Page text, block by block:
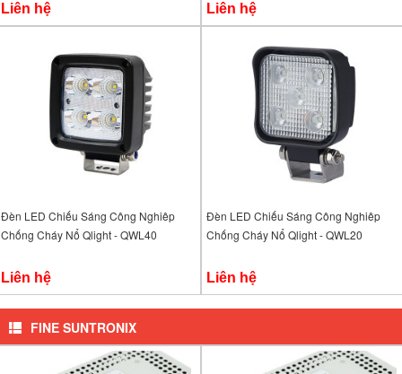
Liên hệ Liên hệ
Đèn LED Chiếu Sáng Công Nghiêp
Chống Cháy Nổ Qlight - QWL40
Liên hệ
Đèn LED Chiếu Sáng Công Nghiêp
Chống Cháy Nổ Qlight - QWL20
Liên hệ
FINE SUNTRONIX